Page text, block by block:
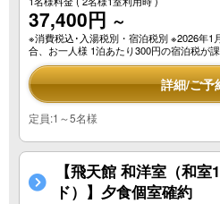
37,400円 ～
※消費税込･入湯税別・宿泊税別 ※2026年1
合、お一人様 1泊あたり300円の宿泊税が課
詳細/ご予
定員:1～5名様
【飛天館 和洋室（和
ド）】夕食個室確約